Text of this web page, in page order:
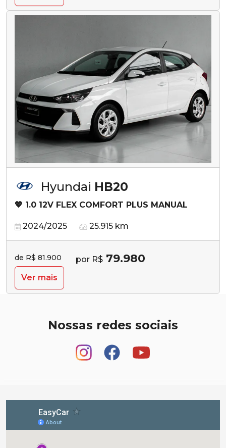
Hyundai HB20
💖 1.0 12V FLEX COMFORT PLUS MANUAL
2024/2025 25.915 km
de R$ 81.900 por R$ 79.980
Ver mais
Nossas redes sociais